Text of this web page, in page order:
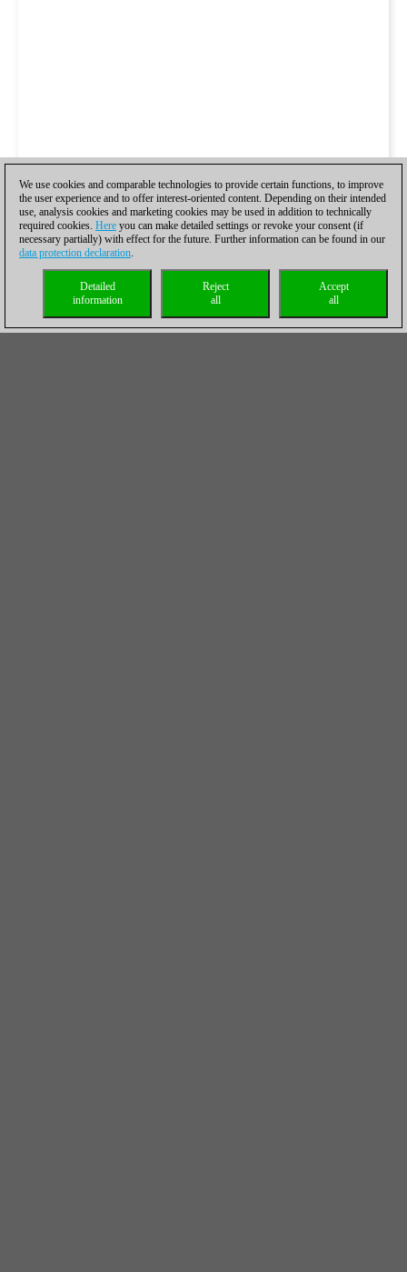
We use cookies and comparable technologies to provide certain functions, to improve
the user experience and to offer interest-oriented content. Depending on their intended
use, analysis cookies and marketing cookies may be used in addition to technically
required cookies. Here you can make detailed settings or revoke your consent (if
necessary partially) with effect for the future. Further information can be found in our
data protection declaration.
Accept
all
Reject
all
Detailed
information